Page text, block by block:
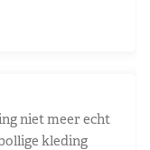
niet meer echt
kleding